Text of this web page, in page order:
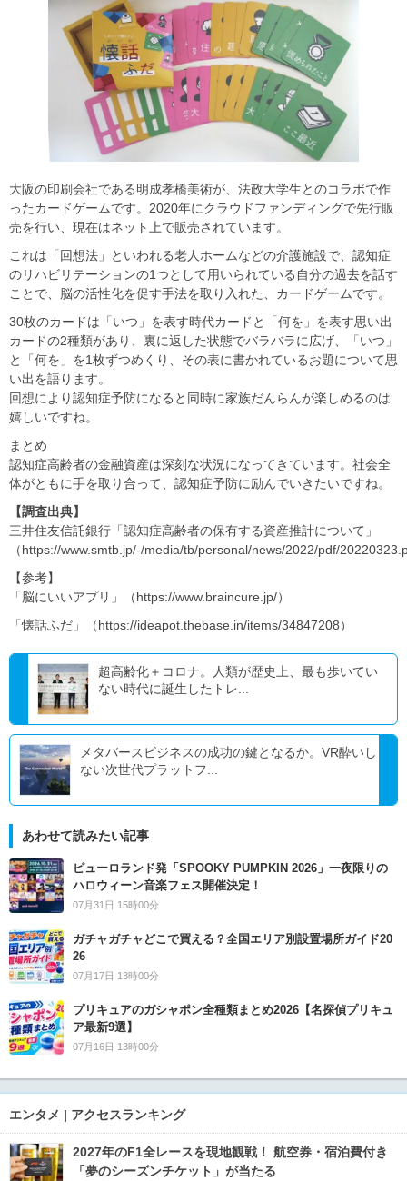
大阪の印刷会社である明成孝橋美術が、法政大学生とのコラボで作
ったカードゲームです。2020年にクラウドファンディングで先行販
売を行い、現在はネット上で販売されています。
これは「回想法」といわれる老人ホームなどの介護施設で、認知症
のリハビリテーションの1つとして用いられている自分の過去を話す
ことで、脳の活性化を促す手法を取り入れた、カードゲームです。
30枚のカードは「いつ」を表す時代カードと「何を」を表す思い出
カードの2種類があり、裏に返した状態でバラバラに広げ、「いつ」
と「何を」を1枚ずつめくり、その表に書かれているお題について思
い出を語ります。
回想により認知症予防になると同時に家族だんらんが楽しめるのは
嬉しいですね。
まとめ
認知症高齢者の金融資産は深刻な状況になってきています。社会全
体がともに手を取り合って、認知症予防に励んでいきたいですね。
【調査出典】
三井住友信託銀行「認知症高齢者の保有する資産推計について」
（https://www.smtb.jp/-/media/tb/personal/news/2022/pdf/
【参考】
「脳にいいアプリ」（https://www.braincure.jp/）
「懐話ふだ」（https://ideapot.thebase.in/items/34847208）
超高齢化＋コロナ。人類が歴史上、最も歩いてい
ない時代に誕生したトレ...
メタバースビジネスの成功の鍵となるか。VR酔いし
ない次世代プラットフ...
あわせて読みたい記事
ピューロランド発「SPOOKY PUMPKIN 2026」一夜限りの
ハロウィーン音楽フェス開催決定！
07月31日 15時00分
ガチャガチャどこで買える？全国エリア別設置場所ガイド20
26
07月17日 13時00分
プリキュアのガシャポン全種類まとめ2026【名探偵プリキュ
ア最新9選】
07月16日 13時00分
エンタメ | アクセスランキング
2027年のF1全レースを現地観戦！ 航空券・宿泊費付き
「夢のシーズンチケット」が当たる